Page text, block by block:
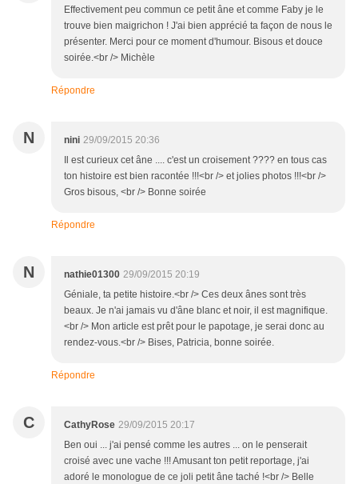
Effectivement peu commun ce petit âne et comme Faby je le
trouve bien maigrichon ! J'ai bien apprécié ta façon de nous le
présenter. Merci pour ce moment d'humour. Bisous et douce
soirée.<br /> Michèle
Répondre
N nini 29/09/2015 20:36
Il est curieux cet âne .... c'est un croisement ???? en tous cas
ton histoire est bien racontée !!!<br /> et jolies photos !!!<br />
Gros bisous, <br /> Bonne soirée
Répondre
N nathie01300 29/09/2015 20:19
Géniale, ta petite histoire.<br /> Ces deux ânes sont très
beaux. Je n'ai jamais vu d'âne blanc et noir, il est magnifique.
<br /> Mon article est prêt pour le papotage, je serai donc au
rendez-vous.<br /> Bises, Patricia, bonne soirée.
Répondre
C CathyRose 29/09/2015 20:17
Ben oui ... j'ai pensé comme les autres ... on le penserait
croisé avec une vache !!! Amusant ton petit reportage, j'ai
adoré le monologue de ce joli petit âne taché !<br /> Belle